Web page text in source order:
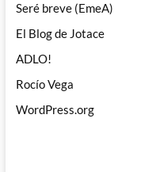
Seré breve (EmeA)
El Blog de Jotace
ADLO!
Rocío Vega
WordPress.org